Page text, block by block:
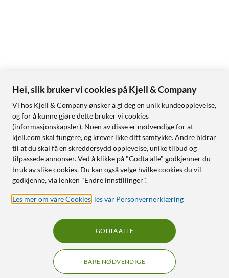
Hei, slik bruker vi cookies på Kjell & Company
Vi hos Kjell & Company ønsker å gi deg en unik kundeopplevelse,
og for å kunne gjøre dette bruker vi cookies
(informasjonskapsler). Noen av disse er nødvendige for at
kjell.com skal fungere, og krever ikke ditt samtykke. Andre bidrar
til at du skal få en skreddersydd opplevelse, unike tilbud og
tilpassede annonser. Ved å klikke på "Godta alle" godkjenner du
bruk av slike cookies. Du kan også velge hvilke cookies du vil
godkjenne, via lenken "Endre innstillinger".
Les mer om våre Cookies les vår Personvernerklæring
BARE NØDVENDIGE
GODTA ALLE